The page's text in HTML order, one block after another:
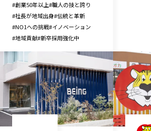
#創業50年以上#職人の技と誇り
#社長が地域出身#伝統と革新
#NO1への挑戦#イノベーション
#地域貢献#新卒採用強化中